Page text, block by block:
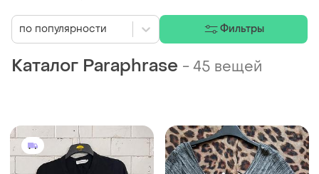
Каталог Paraphrase -45 вещей
по популярности Фильтры